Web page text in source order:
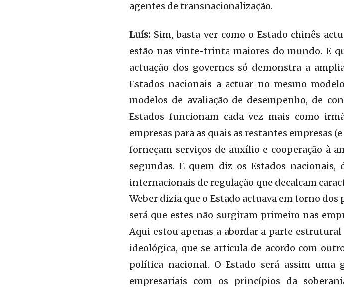
agentes de transnacionalização.
Luís: Sim, basta ver como o Estado chinês
estão nas vinte-trinta maiores do mundo. E
actuação dos governos só demonstra a
Estados nacionais a actuar no mesmo
modelos de avaliação de desempenho, de
Estados funcionam cada vez mais como
empresas para as quais as restantes empresas
forneçam serviços de auxílio e cooperação à
segundas. E quem diz os Estados
internacionais de regulação que decalcam
Weber dizia que o Estado actuava em torno
será que estes não surgiram primeiro nas
Aqui estou apenas a abordar a parte
ideológica, que se articula de acordo com
política nacional. O Estado será assim
empresariais com os princípios da